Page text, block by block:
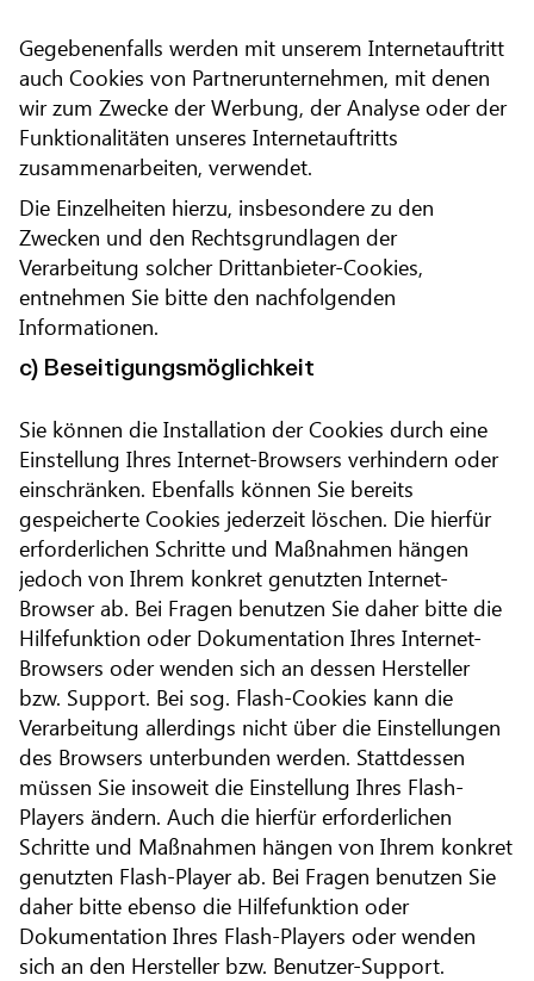
Gegebenenfalls werden mit unserem Internetauftritt
auch Cookies von Partnerunternehmen, mit denen
wir zum Zwecke der Werbung, der Analyse oder der
Funktionalitäten unseres Internetauftritts
zusammenarbeiten, verwendet.
Die Einzelheiten hierzu, insbesondere zu den
Zwecken und den Rechtsgrundlagen der
Verarbeitung solcher Drittanbieter-Cookies,
entnehmen Sie bitte den nachfolgenden
Informationen.
c) Beseitigungsmöglichkeit
Sie können die Installation der Cookies durch eine
Einstellung Ihres Internet-Browsers verhindern oder
einschränken. Ebenfalls können Sie bereits
gespeicherte Cookies jederzeit löschen. Die hierfür
erforderlichen Schritte und Maßnahmen hängen
jedoch von Ihrem konkret genutzten Internet-
Browser ab. Bei Fragen benutzen Sie daher bitte die
Hilfefunktion oder Dokumentation Ihres Internet-
Browsers oder wenden sich an dessen Hersteller
bzw. Support. Bei sog. Flash-Cookies kann die
Verarbeitung allerdings nicht über die Einstellungen
des Browsers unterbunden werden. Stattdessen
müssen Sie insoweit die Einstellung Ihres Flash-
Players ändern. Auch die hierfür erforderlichen
Schritte und Maßnahmen hängen von Ihrem konkret
genutzten Flash-Player ab. Bei Fragen benutzen Sie
daher bitte ebenso die Hilfefunktion oder
Dokumentation Ihres Flash-Players oder wenden
sich an den Hersteller bzw. Benutzer-Support.